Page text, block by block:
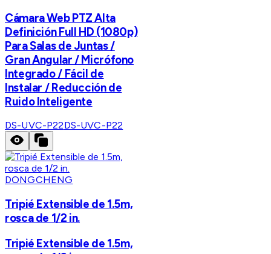
Cámara Web PTZ Alta
Definición Full HD (1080p)
Para Salas de Juntas /
Gran Angular / Micrófono
Integrado / Fácil de
Instalar / Reducción de
Ruido Inteligente
DS-UVC-P22DS-UVC-P22
DONGCHENG
Tripié Extensible de 1.5m,
rosca de 1/2 in.
Tripié Extensible de 1.5m,